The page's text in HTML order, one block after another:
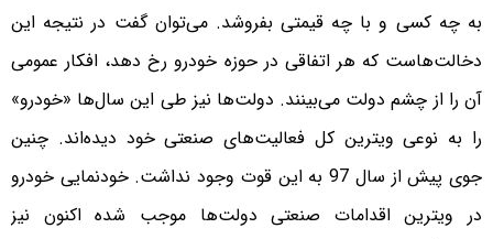
به چه کسی و با چه قیمتی بفروشد. می‌توان گفت در نتیجه این
دخالت‌هاست که هر اتفاقی در حوزه خودرو رخ دهد، افکار عمومی
آن را از چشم دولت می‌بینند. دولت‌ها نیز طی این سال‌ها «خودرو»
را به نوعی ویترین کل فعالیت‌های صنعتی خود دیده‌اند. چنین
جوی پیش از سال 97 به این قوت وجود نداشت. خودنمایی خودرو
در ویترین اقدامات صنعتی دولت‌ها موجب شده اکنون نیز